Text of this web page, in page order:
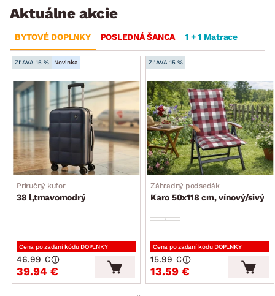
Aktuálne akcie
BYTOVÉ DOPLNKY POSLEDNÁ ŠANCA 1 + 1 Matrace
ZĽAVA 15 % Novinka
Príručný kufor
38 l,tmavomodrý
Cena po zadaní kódu DOPLNKY
39.94 €
46.99 €
ZĽAVA 15 %
Záhradný podsedák
Karo 50x118 cm, vínový/sivý
Cena po zadaní kódu DOPLNKY
13.59 €
15.99 €